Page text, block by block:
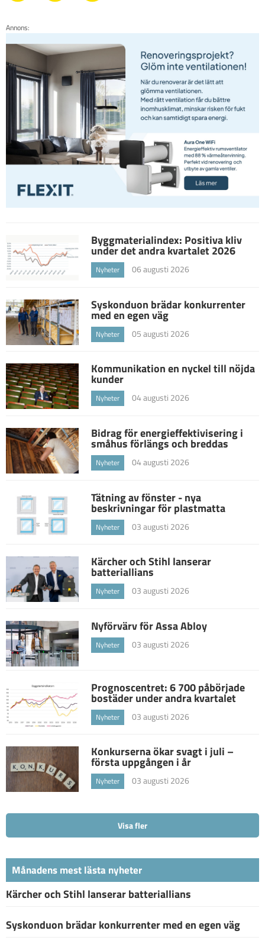
Annons:
Byggmaterialindex: Positiva kliv
under det andra kvartalet 2026
Nyheter 06 augusti 2026
Syskonduon brädar konkurrenter
med en egen väg
Nyheter 05 augusti 2026
Kommunikation en nyckel till nöjda
kunder
Nyheter 04 augusti 2026
Bidrag för energieffektivisering i
småhus förlängs och breddas
Nyheter 04 augusti 2026
Tätning av fönster - nya
beskrivningar för plastmatta
Nyheter 03 augusti 2026
Kärcher och Stihl lanserar
batteriallians
Nyheter 03 augusti 2026
Nyförvärv för Assa Abloy
Nyheter 03 augusti 2026
Prognoscentret: 6 700 påbörjade
bostäder under andra kvartalet
Nyheter 03 augusti 2026
Konkurserna ökar svagt i juli –
första uppgången i år
Nyheter 03 augusti 2026
Visa fler
Månadens mest lästa nyheter
Kärcher och Stihl lanserar batteriallians
Syskonduon brädar konkurrenter med en egen väg